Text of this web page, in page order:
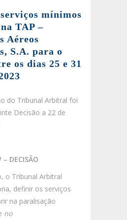
mínimos
TAP –
Aéreos
S.A. para o
os dias 25 e 31
do Tribunal Arbitral foi
Decisão a 22 de
– DECISÃO
o Tribunal Arbitral
definir os serviços
na paralisação
no